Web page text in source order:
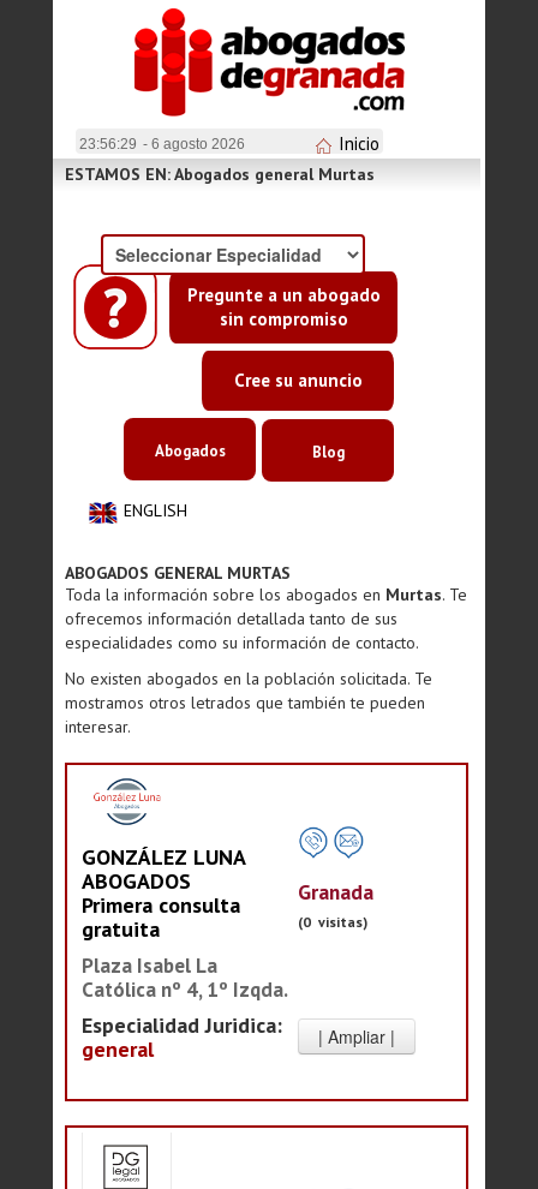
23:56:30 - 6 agosto 2026 Inicio
Pregunte a un abogado
sin compromiso
Cree su anuncio
ESTAMOS EN: Abogados general Murtas
ENGLISH
Abogados Blog
ABOGADOS GENERAL MURTAS
Toda la información sobre los abogados en Murtas. Te
ofrecemos información detallada tanto de sus
especialidades como su información de contacto.
No existen abogados en la población solicitada. Te
mostramos otros letrados que también te pueden
interesar.
GONZÁLEZ LUNA
ABOGADOS
Primera consulta
gratuita
Plaza Isabel La
Católica nº 4, 1º Izqda.
Especialidad Juridica:
general
Granada
(0 visitas)